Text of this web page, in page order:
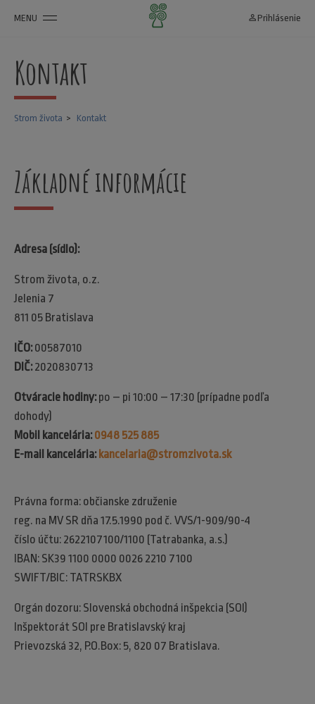
MENU person_outline Prihlásenie
Kontakt
Strom života Kontakt
Základné informácie
Adresa (sídlo):
Strom života, o.z.
Jelenia 7
811 05 Bratislava
IČO:00587010
DIČ:2020830713
Otváracie hodiny:po – pi 10:00 – 17:30 (prípadne podľa
dohody)
Mobil kancelária:0948 525 885
E-mail kancelária:kancelaria@stromzivota.sk
Právna forma: občianske združenie
reg. na MV SR dňa 17.5.1990 pod č. VVS/1-909/90-4
číslo účtu: 2622107100/1100 (Tatrabanka, a.s.)
IBAN: SK39 1100 0000 0026 2210 7100
SWIFT/BIC: TATRSKBX
Orgán dozoru: Slovenská obchodná inšpekcia (SOI)​
Inšpektorát SOI pre Bratislavský kraj​
Prievozská 32, P.O.Box: 5, 820 07 Bratislava.